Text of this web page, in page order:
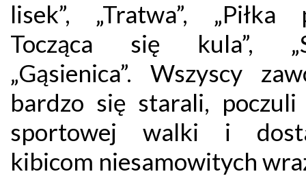
lisek”, „Tratwa”, „Piłka
Tocząca się kula”,
„Gąsienica”. Wszyscy
bardzo się starali, poczuli
sportowej walki i
kibicom niesamowitych